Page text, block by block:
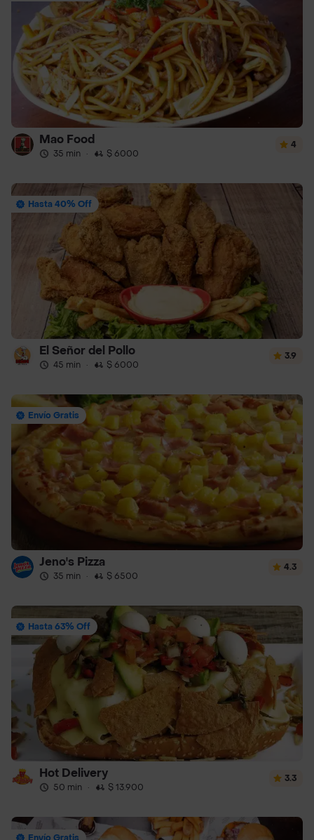
Mao Food
35 min · $ 6000
4
Hasta 40% Off
El Señor del Pollo
45 min · $ 6000
3.9
Envío Gratis
Jeno's Pizza
35 min · $ 6500
4.3
Hasta 63% Off
Hot Delivery
50 min · $ 13.900
3.3